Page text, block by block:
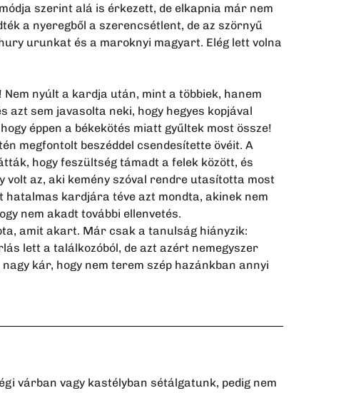
szerint alá is érkezett, de elkapnia már nem
a nyeregből a szerencsétlent, de az szörnyű
urunkat és a maroknyi magyart. Elég lett volna
nyúlt a kardja után, mint a többiek, hanem
azt sem javasolta neki, hogy hegyes kopjával
éppen a békekötés miatt gyűltek most össze!
megfontolt beszéddel csendesítette övéit. A
hogy feszültség támadt a felek között, és
az, aki kemény szóval rendre utasította most
hatalmas kardjára téve azt mondta, akinek nem
nem akadt további ellenvetés.
amit akart. Már csak a tanulság hiányzik:
lett a találkozóból, de azt azért nemegyszer
kár, hogy nem terem szép hazánkban annyi
várban vagy kastélyban sétálgatunk, pedig nem